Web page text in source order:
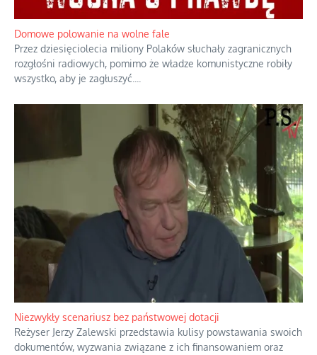
Fascynowało go, że w różnych miejscach te same wydarzenia
pamiętano zupełnie inaczej i budowano wokół nich odmienne
opowieści....
Domowe polowanie na wolne fale
Przez dziesięciolecia miliony Polaków słuchały zagranicznych
rozgłośni radiowych, pomimo że władze komunistyczne robiły
wszystko, aby je zagłuszyć....